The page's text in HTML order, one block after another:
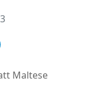
Maltese